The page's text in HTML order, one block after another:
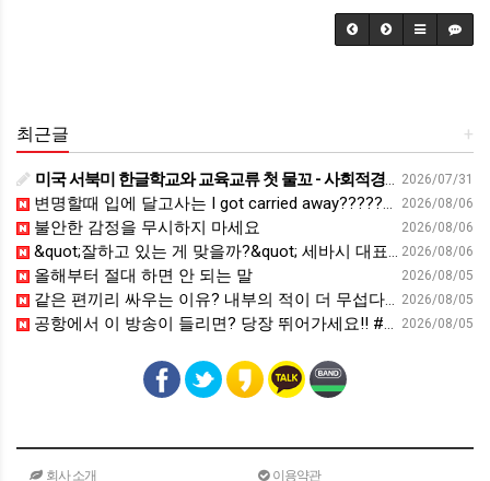
+
최근글
2026/07/31
미국 서북미 한글학교와 교육교류 첫 물꼬 - 사회적경제뉴스
2026/08/06
변명할때 입에 달고사는 I got carried away????????
2026/08/06
불안한 감정을 무시하지 마세요
2026/08/06
&quot;잘하고 있는 게 맞을까?&quot; 세바시 대표가 비교 지옥에서 탈출한 방법 [#세바시45 에디토리얼 ep.2]
2026/08/05
올해부터 절대 하면 안 되는 말
2026/08/05
같은 편끼리 싸우는 이유? 내부의 적이 더 무섭다? 인간이 갈등을 빚는 이유ㅣ최재천의 아마존
2026/08/05
공항에서 이 방송이 들리면? 당장 뛰어가세요!! #영어회화 #영어표현 #영어공부
회사 소개 이용약관